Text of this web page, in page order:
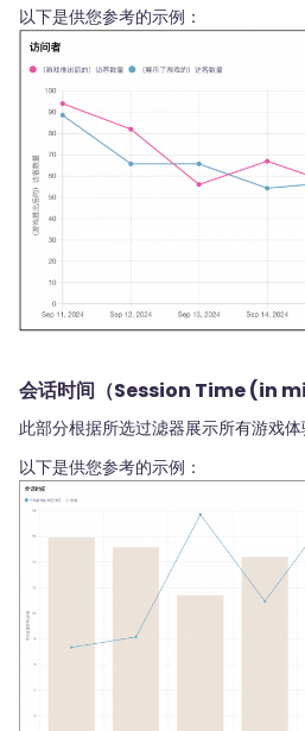
以下是供您参考的示例：
会话时间（Session Time (in
此部分根据所选过滤器展示所有游戏体
以下是供您参考的示例：